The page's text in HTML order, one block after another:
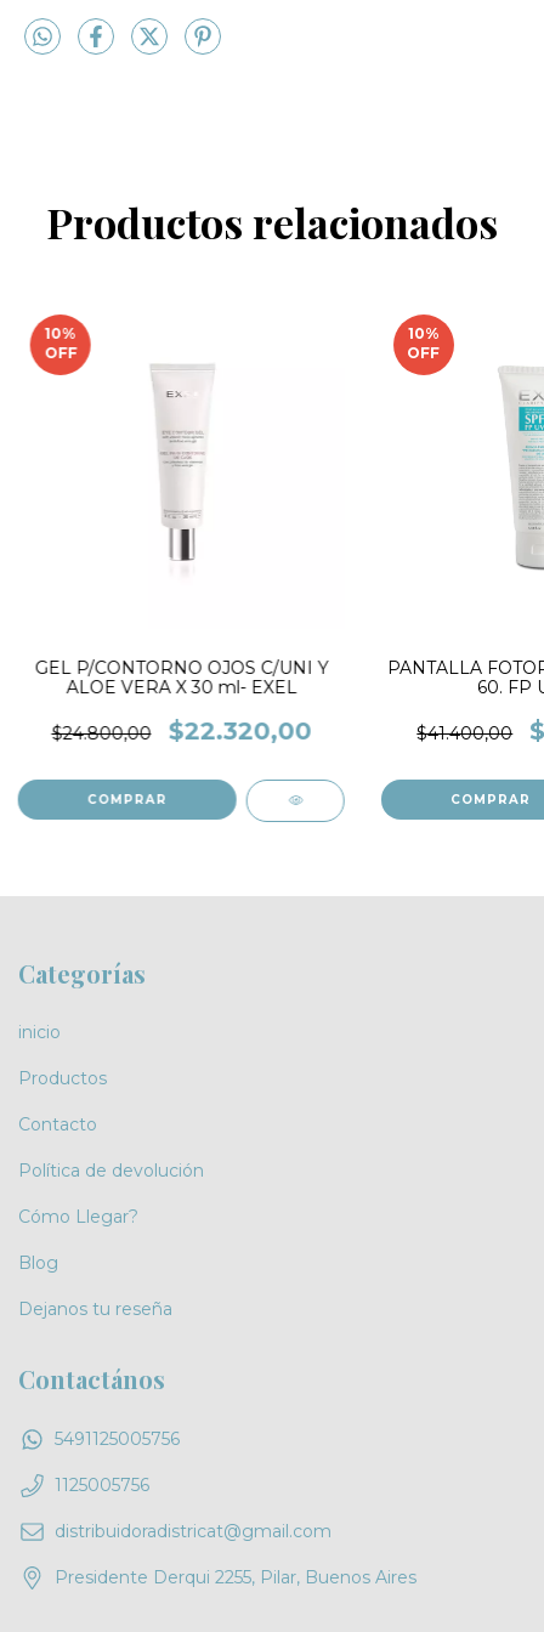
Productos relacionados
10%
OFF
GEL P/CONTORNO OJOS C/UNI Y
ALOE VERA X 30 ml- EXEL
$24.800,00 $22.320,00
10%
OFF
PANTALLA
60. FP
$41.400,00
Categorías
inicio
Productos
Contacto
Política de devolución
Cómo Llegar?
Blog
Dejanos tu reseña
Contactános
5491125005756
1125005756
distribuidoradistricat@gmail.com
Presidente Derqui 2255, Pilar, Buenos Aires